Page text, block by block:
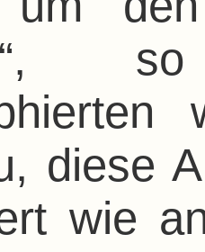
diese
wie